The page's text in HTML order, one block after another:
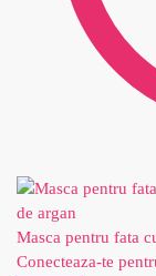
Masca pentru fata
Conecteaza-te